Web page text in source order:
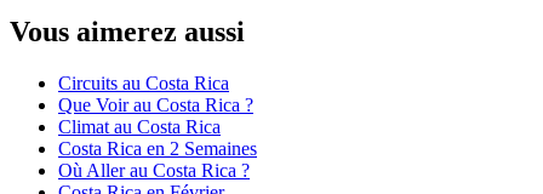
Vous aimerez aussi
Circuits au Costa Rica
Que Voir au Costa Rica ?
Climat au Costa Rica
Costa Rica en 2 Semaines
Où Aller au Costa Rica ?